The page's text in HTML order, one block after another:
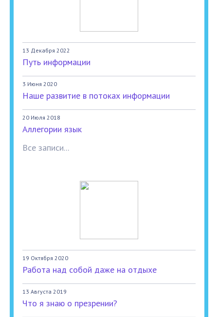
13 Декабря 2022
Путь информации
3 Июня 2020
Наше развитие в потоках информации
20 Июля 2018
Аллегории язык
Все записи...
19 Октября 2020
Работа над собой даже на отдыхе
13 Августа 2019
Что я знаю о презрении?